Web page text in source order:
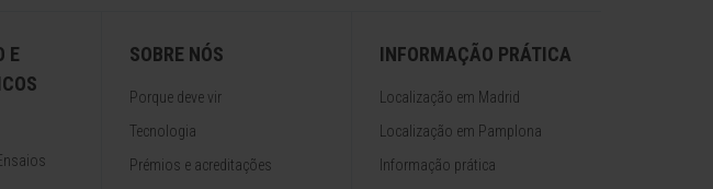
E
SOBRE NÓS
Porque deve vir
Tecnologia
Prémios e acreditações
INFORMAÇÃO PRÁTICA
Localização em Madrid
Localização em Pamplona
Informação prática